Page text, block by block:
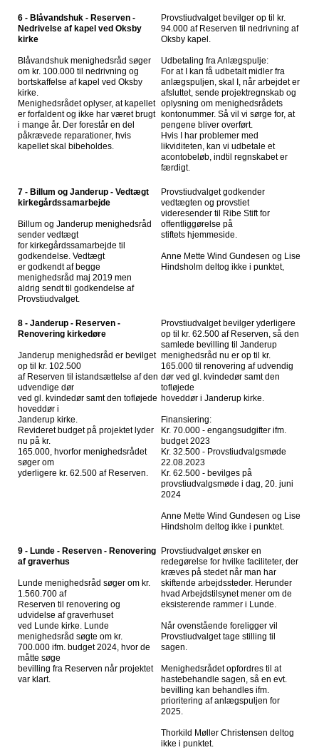
6 - Blåvandshuk - Reserven -
Nedrivelse af kapel ved Oksby
kirke
Blåvandshuk menighedsråd søger
om kr. 100.000 til nedrivning og
bortskaffelse af kapel ved Oksby
kirke.
Menighedsrådet oplyser, at kapellet
er forfaldent og ikke har været brugt
i mange år. Der forestår en del
påkrævede reparationer, hvis
kapellet skal bibeholdes.
Provstiudvalget bevilger op til kr.
94.000 af Reserven til nedrivning af
Oksby kapel.
Udbetaling fra Anlægspulje:
For at I kan få udbetalt midler fra
anlægspuljen, skal I, når arbejdet er
afsluttet, sende projektregnskab og
oplysning om menighedsrådets
kontonummer. Så vil vi sørge for, at
pengene bliver overført.
Hvis I har problemer med
likviditeten, kan vi udbetale et
acontobeløb, indtil regnskabet er
færdigt.
7 - Billum og Janderup - Vedtægt
kirkegårdssamarbejde
Billum og Janderup menighedsråd
sender vedtægt
for kirkegårdssamarbejde til
godkendelse. Vedtægt
er godkendt af begge
menighedsråd maj 2019 men
aldrig sendt til godkendelse af
Provstiudvalget.
Provstiudvalget godkender
vedtægten og provstiet
videresender til Ribe Stift for
offentliggørelse på
stiftets hjemmeside.
Anne Mette Wind Gundesen og Lise
Hindsholm deltog ikke i punktet,
8 - Janderup - Reserven -
Renovering kirkedøre
Janderup menighedsråd er bevilget
op til kr. 102.500
af Reserven til istandsættelse af den
udvendige dør
ved gl. kvindedør samt den tofløjede
hoveddør i
Janderup kirke.
Revideret budget på projektet lyder
nu på kr.
165.000, hvorfor menighedsrådet
søger om
yderligere kr. 62.500 af Reserven.
Provstiudvalget bevilger yderligere
op til kr. 62.500 af Reserven, så den
samlede bevilling til Janderup
menighedsråd nu er op til kr.
165.000 til renovering af udvendig
dør ved gl. kvindedør samt den
tofløjede
hoveddør i Janderup kirke.
Finansiering:
Kr. 70.000 - engangsudgifter ifm.
budget 2023
Kr. 32.500 - Provstiudvalgsmøde
22.08.2023
Kr. 62.500 - bevilges på
provstiudvalgsmøde i dag, 20. juni
2024
Anne Mette Wind Gundesen og Lise
Hindsholm deltog ikke i punktet.
9 - Lunde - Reserven - Renovering
af graverhus
Lunde menighedsråd søger om kr.
1.560.700 af
Reserven til renovering og
udvidelse af graverhuset
ved Lunde kirke. Lunde
menighedsråd søgte om kr.
700.000 ifm. budget 2024, hvor de
måtte søge
bevilling fra Reserven når projektet
var klart.
Provstiudvalget ønsker en
redegørelse for hvilke faciliteter, der
kræves på stedet når man har
skiftende arbejdssteder. Herunder
hvad Arbejdstilsynet mener om de
eksisterende rammer i Lunde.
Når ovenstående foreligger vil
Provstiudvalget tage stilling til
sagen.
Menighedsrådet opfordres til at
hastebehandle sagen, så en evt.
bevilling kan behandles ifm.
prioritering af anlægspuljen for
2025.
Thorkild Møller Christensen deltog
ikke i punktet.